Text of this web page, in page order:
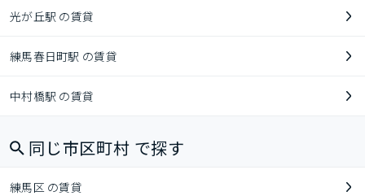
光が丘駅 の賃貸
練馬春日町駅 の賃貸
中村橋駅 の賃貸
同じ市区町村 で探す
練馬区 の賃貸